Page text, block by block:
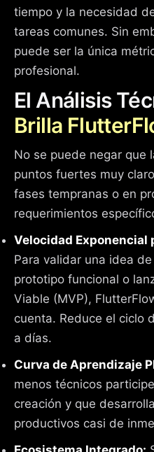
tiempo y la necesidad
tareas comunes. Sin
puede ser la única
profesional.
El Análisis
Brilla
No se puede negar que
puntos fuertes muy
fases tempranas o en
requerimientos
Velocidad Exponencial
Para validar una idea
prototipo funcional o
Viable (MVP),
cuenta. Reduce el ciclo
a días.
Curva de Aprendizaje
menos técnicos
creación y que
productivos casi de